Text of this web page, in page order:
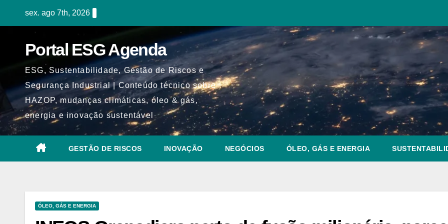
sex. ago 7th, 2026
Portal ESG Agenda
ESG, Sustentabilidade, Gestão de Riscos e
Segurança Industrial | Conteúdo técnico sobre
HAZOP, mudanças climáticas, óleo & gás,
energia e inovação sustentável
GESTÃO DE RISCOS INOVAÇÃO NEGÓCIOS ÓLEO, GÁS E ENERGIA
ÓLEO, GÁS E ENERGIA